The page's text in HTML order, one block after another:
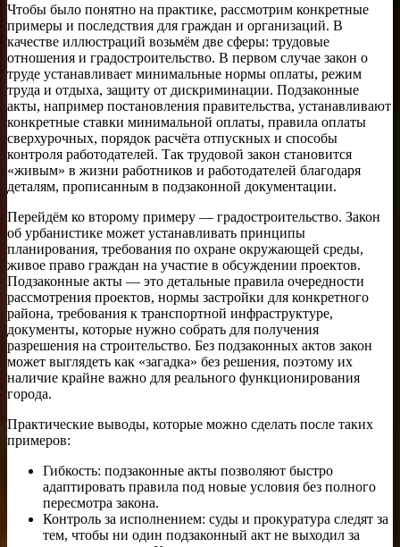
Чтобы было понятно на практике, рассмотрим конкретные
примеры и последствия для граждан и организаций. В
качестве иллюстраций возьмём две сферы: трудовые
отношения и градостроительство. В первом случае закон о
труде устанавливает минимальные нормы оплаты, режим
труда и отдыха, защиту от дискриминации. Подзаконные
акты, например постановления правительства, устанавливают
конкретные ставки минимальной оплаты, правила оплаты
сверхурочных, порядок расчёта отпускных и способы
контроля работодателей. Так трудовой закон становится
«живым» в жизни работников и работодателей благодаря
деталям, прописанным в подзаконной документации.
Перейдём ко второму примеру — градостроительство. Закон
об урбанистике может устанавливать принципы
планирования, требования по охране окружающей среды,
живое право граждан на участие в обсуждении проектов.
Подзаконные акты — это детальные правила очередности
рассмотрения проектов, нормы застройки для конкретного
района, требования к транспортной инфраструктуре,
документы, которые нужно собрать для получения
разрешения на строительство. Без подзаконных актов закон
может выглядеть как «загадка» без решения, поэтому их
наличие крайне важно для реального функционирования
города.
Практические выводы, которые можно сделать после таких
примеров:
Гибкость: подзаконные акты позволяют быстро
адаптировать правила под новые условия без полного
пересмотра закона.
Контроль за исполнением: суды и прокуратура следят за
тем, чтобы ни один подзаконный акт не выходил за